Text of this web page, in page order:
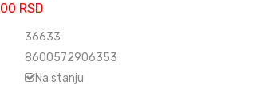
RSD
36633
8600572906353
Na stanju